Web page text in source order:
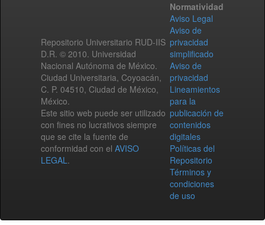
Repositorio Universitario RUD-IIS
D.R. © 2010. Universidad
Nacional Autónoma de México.
Ciudad Universitaria, Coyoacán,
C. P. 04510, Ciudad de México,
México.
Este sitio web puede ser utilizado
con fines no lucrativos siempre
que se cite la fuente de
conformidad con el AVISO
LEGAL.
Normatividad
Aviso Legal
Aviso de
privacidad
simplificado
Aviso de
privacidad
Lineamientos
para la
publicación de
contenidos
digitales
Políticas del
Repositorio
Términos y
condiciones
de uso